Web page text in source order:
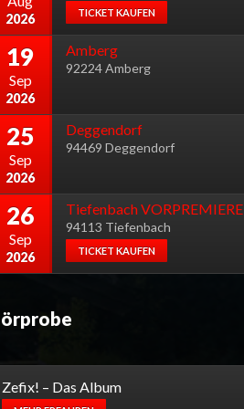
2026 TICKET KAUFEN
19
Sep
2026
Amberg
92224 Amberg
25
Sep
2026
Deggendorf
94469 Deggendorf
26
Sep
2026
Tiefenbach VORPREMIERE
94113 Tiefenbach
TICKET KAUFEN
Zefix! – Das Album